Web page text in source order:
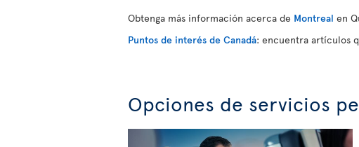
Obtenga más información acerca de Montreal en
Puntos de interés de Canadá: encuentra artículos
Opciones de servicios